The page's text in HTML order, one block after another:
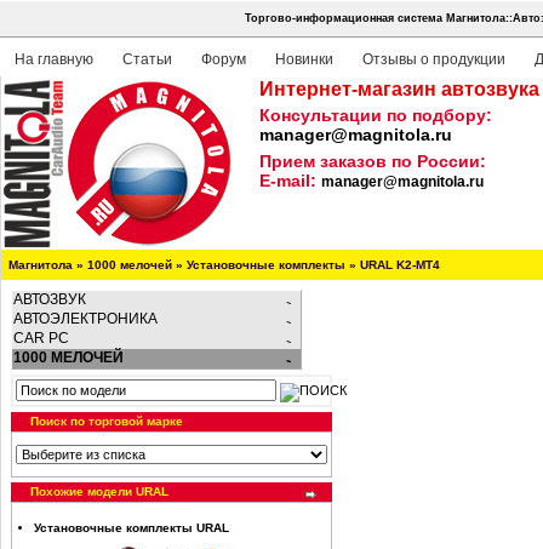
Торгово-информационная система
На главную Статьи Форум Новинки Отзывы о продукции
Интернет-магазин
Консультации по подбору:
manager@magnitola.ru
Прием заказов по России:
E-mail: manager@magnitola.ru
Магнитола » 1000 мелочей » Установочные комплекты » URAL K2-MT4
АВТОЗВУК
АВТОЭЛЕКТРОНИКА
CAR PC
1000 МЕЛОЧЕЙ
Поиск по торговой марке
Похожие модели URAL
Установочные комплекты URAL